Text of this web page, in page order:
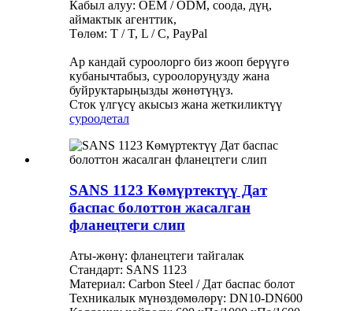
Кабыл алуу: OEM / ODM, соода, дүң,
аймактык агенттик,
Төлөм: T / T, L / C, PayPal
Ар кандай суроолорго биз жооп берүүгө
кубанычтабыз, суроолоруңузду жана
буйруктарыңызды жөнөтүңүз.
Сток үлгүсү акысыз жана жеткиликтүү
суроодетал
SANS 1123 Көмүртектүү Дат
баспас болоттон жасалган
фланецтеги слип
Аты-жөнү: фланецтеги тайгалак
Стандарт: SANS 1123
Материал: Carbon Steel / Дат баспас болот
Техникалык мүнөздөмөлөрү: DN10-DN600